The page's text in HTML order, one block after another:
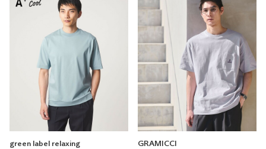
green label relaxing
GRAMICCI